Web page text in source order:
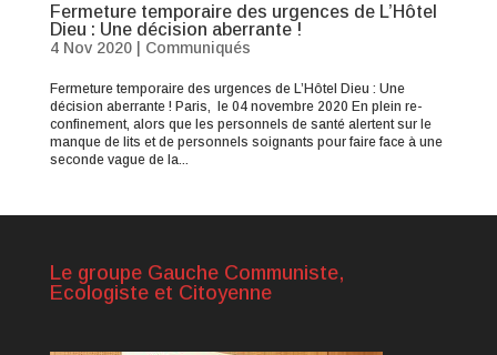
Fermeture temporaire des urgences de L’Hôtel
Dieu : Une décision aberrante !
4 Nov 2020| Communiqués
Fermeture temporaire des urgences de L’Hôtel Dieu : Une
décision aberrante ! Paris, le 04 novembre 2020 En plein re-
confinement, alors que les personnels de santé alertent sur le
manque de lits et de personnels soignants pour faire face à une
seconde vague de la...
Le groupe Gauche Communiste,
Ecologiste et Citoyenne